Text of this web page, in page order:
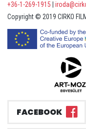
+36-1-269-1915
Copyright © 2019 CIRKO
FACEBOOK